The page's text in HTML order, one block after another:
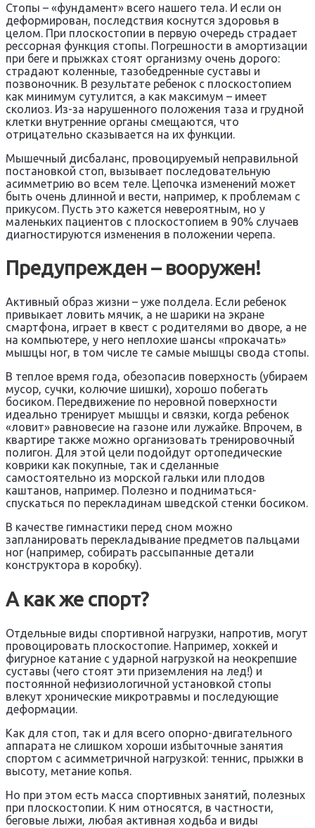
Стопы – «фундамент» всего нашего тела. И если он
деформирован, последствия коснутся здоровья в
целом. При плоскостопии в первую очередь страдает
рессорная функция стопы. Погрешности в амортизации
при беге и прыжках стоят организму очень дорого:
страдают коленные, тазобедренные суставы и
позвоночник. В результате ребенок с плоскостопием
как минимум сутулится, а как максимум – имеет
сколиоз. Из-за нарушенного положения таза и грудной
клетки внутренние органы смещаются, что
отрицательно сказывается на их функции.
Мышечный дисбаланс, провоцируемый неправильной
постановкой стоп, вызывает последовательную
асимметрию во всем теле. Цепочка изменений может
быть очень длинной и вести, например, к проблемам с
прикусом. Пусть это кажется невероятным, но у
маленьких пациентов с плоскостопием в 90% случаев
диагностируются изменения в положении черепа.
Предупрежден – вооружен!
Активный образ жизни – уже полдела. Если ребенок
привыкает ловить мячик, а не шарики на экране
смартфона, играет в квест с родителями во дворе, а не
на компьютере, у него неплохие шансы «прокачать»
мышцы ног, в том числе те самые мышцы свода стопы.
В теплое время года, обезопасив поверхность (убираем
мусор, сучки, колючие шишки), хорошо побегать
босиком. Передвижение по неровной поверхности
идеально тренирует мышцы и связки, когда ребенок
«ловит» равновесие на газоне или лужайке. Впрочем, в
квартире также можно организовать тренировочный
полигон. Для этой цели подойдут ортопедические
коврики как покупные, так и сделанные
самостоятельно из морской гальки или плодов
каштанов, например. Полезно и подниматься-
спускаться по перекладинам шведской стенки босиком.
В качестве гимнастики перед сном можно
запланировать перекладывание предметов пальцами
ног (например, собирать рассыпанные детали
конструктора в коробку).
А как же спорт?
Отдельные виды спортивной нагрузки, напротив, могут
провоцировать плоскостопие. Например, хоккей и
фигурное катание с ударной нагрузкой на неокрепшие
суставы (чего стоят эти приземления на лед!) и
постоянной нефизиологичной установкой стопы
влекут хронические микротравмы и последующие
деформации.
Как для стоп, так и для всего опорно-двигательного
аппарата не слишком хороши избыточные занятия
спортом с асимметричной нагрузкой: теннис, прыжки в
высоту, метание копья.
Но при этом есть масса спортивных занятий, полезных
при плоскостопии. К ним относятся, в частности,
беговые лыжи, любая активная ходьба и виды